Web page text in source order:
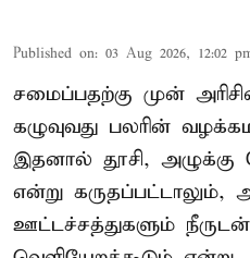
Published on: 03 Aug 2026, 12:02
சமைப்பதற்கு முன்
கழுவுவது பலரின்
இதனால் தூசி,
என்று கருதப்பட்டாலும்,
ஊட்டச்சத்துகளும் நீருடன்